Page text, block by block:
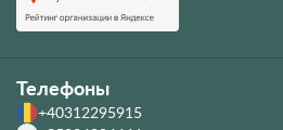
Телефоны
+40312295915